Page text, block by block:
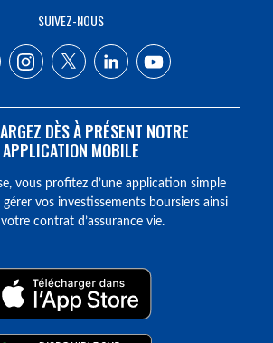
SUIVEZ-NOUS
DÈS À PRÉSENT NOTRE
APPLICATION MOBILE
vous profitez d’une application simple
vos investissements boursiers ainsi
contrat d’assurance vie.